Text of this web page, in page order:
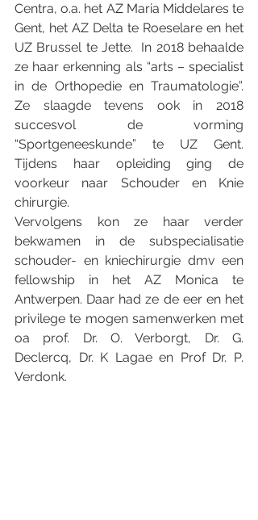
Centra, o.a. het AZ Maria Middelares te
Gent, het AZ Delta te Roeselare en het
UZ Brussel te Jette.  In 2018 behaalde
ze haar erkenning als “arts – specialist
in de Orthopedie en Traumatologie”.
Ze slaagde tevens ook in 2018
succesvol de vorming
“Sportgeneeskunde” te UZ Gent.
Tijdens haar opleiding ging de
voorkeur naar Schouder en Knie
chirurgie.
Vervolgens kon ze haar verder
bekwamen in de subspecialisatie
schouder- en kniechirurgie dmv een
fellowship in het AZ Monica te
Antwerpen. Daar had ze de eer en het
privilege te mogen samenwerken met
oa prof. Dr. O. Verborgt, Dr. G.
Declercq, Dr. K Lagae en Prof Dr. P.
Verdonk.